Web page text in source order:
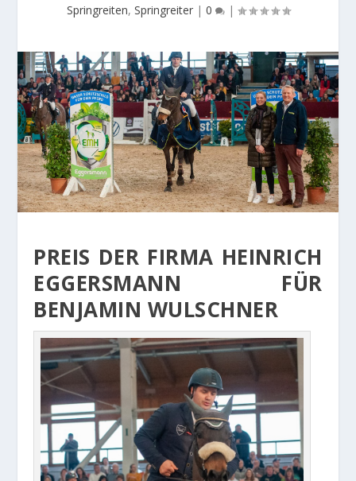
Springreiten, Springreiter| 0 |
PREIS DER FIRMA HEINRICH
EGGERSMANN FÜR
BENJAMIN WULSCHNER